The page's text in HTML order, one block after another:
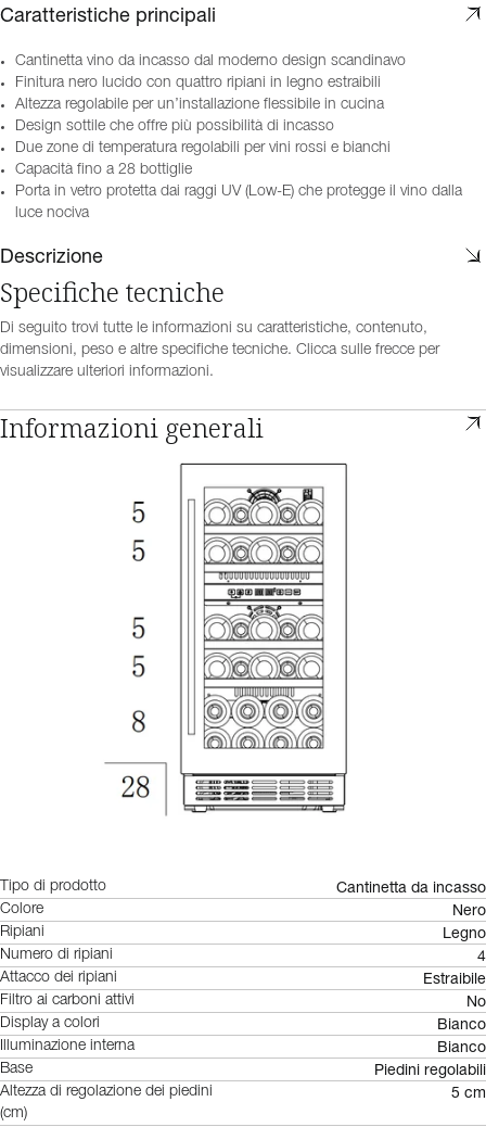
Caratteristiche principali
Cantinetta vino da incasso dal moderno design scandinavo
Finitura nero lucido con quattro ripiani in legno estraibili
Altezza regolabile per un’installazione flessibile in cucina
Design sottile che offre più possibilità di incasso
Due zone di temperatura regolabili per vini rossi e bianchi
Capacità fino a 28 bottiglie
Porta in vetro protetta dai raggi UV (Low-E) che protegge il vino dalla
luce nociva
Descrizione
Specifiche tecniche
Di seguito trovi tutte le informazioni su caratteristiche, contenuto,
dimensioni, peso e altre specifiche tecniche. Clicca sulle frecce per
visualizzare ulteriori informazioni.
Informazioni generali
Tipo di prodotto Cantinetta da incasso
Colore Nero
Ripiani Legno
Numero di ripiani 4
Attacco dei ripiani Estraibile
Filtro ai carboni attivi No
Display a colori Bianco
Illuminazione interna Bianco
Base Piedini regolabili
Altezza di regolazione dei piedini
(cm)
5 cm